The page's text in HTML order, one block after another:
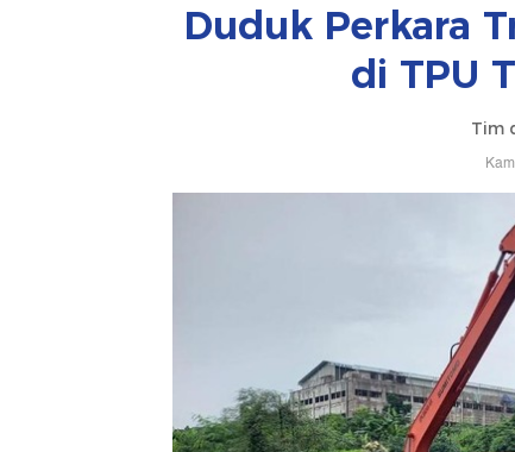
Duduk Perkara
di TPU
Tim